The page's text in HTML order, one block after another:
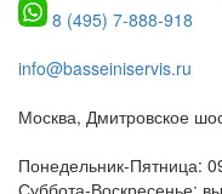
8 (495) 7-888-918
info@basseiniservis.ru
Москва, Дмитровское
Понедельник-Пятница: